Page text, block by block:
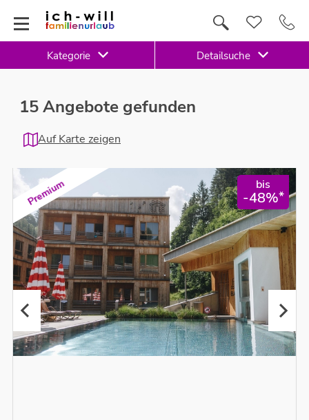
Kategorie Detailsuche
15 Angebote gefunden
Auf Karte zeigen
Premium bis
-48%*